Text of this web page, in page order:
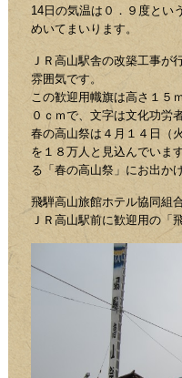
14日の気温は０．９度とい
めいてまいります。
ＪＲ高山駅舎の改築工事が
雰囲気です。
この歓迎用幟旗は高さ１５
０ｃｍで、文字は文化功労
春の高山祭は４月１４日（
を１８万人と見込んでいま
る「春の高山祭」にお出か
飛騨高山旅館ホテル協同
ＪＲ高山駅前に歓迎用の「